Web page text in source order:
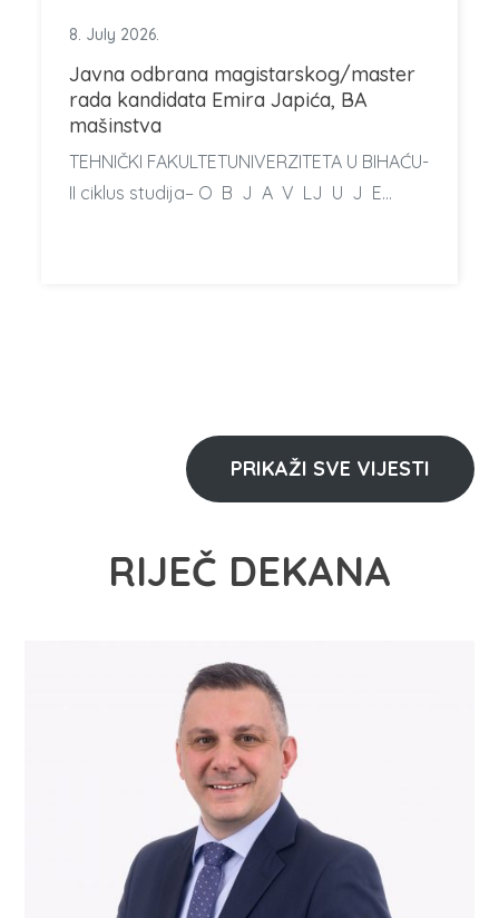
8. July 2026.
Javna odbrana magistarskog/master
rada kandidata Emira Japića, BA
mašinstva
TEHNIČKI FAKULTETUNIVERZITETA U BIHAĆU-
II ciklus studija– O B J A V LJ U J E…
PRIKAŽI SVE VIJESTI
RIJEČ DEKANA